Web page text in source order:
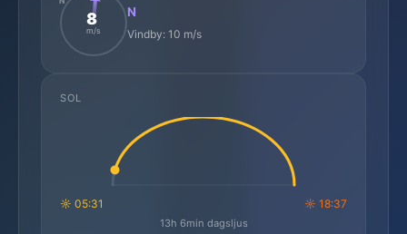
8
m/s
N
Vindby: 10 m/s
SOL
☼ 05:31 ☼ 18:37
13h 6min dagsljus